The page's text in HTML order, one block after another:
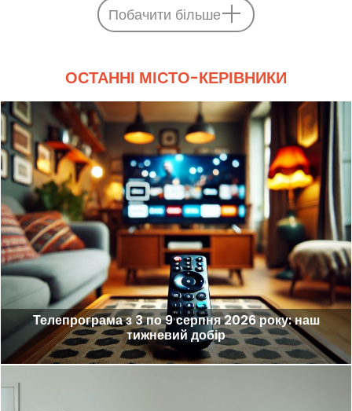
Побачити більше
ОСТАННІ МІСТО-КЕРІВНИКИ
Телепрограма з 3 по 9 серпня 2026 року: наш
тижневий добір